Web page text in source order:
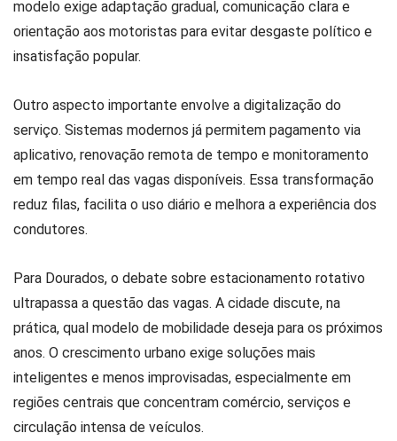
modelo exige adaptação gradual, comunicação clara e
orientação aos motoristas para evitar desgaste político e
insatisfação popular.
Outro aspecto importante envolve a digitalização do
serviço. Sistemas modernos já permitem pagamento via
aplicativo, renovação remota de tempo e monitoramento
em tempo real das vagas disponíveis. Essa transformação
reduz filas, facilita o uso diário e melhora a experiência dos
condutores.
Para Dourados, o debate sobre estacionamento rotativo
ultrapassa a questão das vagas. A cidade discute, na
prática, qual modelo de mobilidade deseja para os próximos
anos. O crescimento urbano exige soluções mais
inteligentes e menos improvisadas, especialmente em
regiões centrais que concentram comércio, serviços e
circulação intensa de veículos.